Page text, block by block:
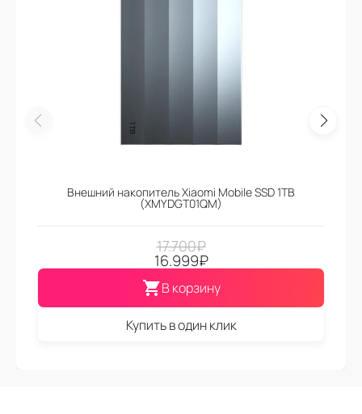
Внешний накопитель Xiaomi Mobile SSD 1TB
(XMYDGT01QM)
17.700₽
16.999₽
В корзину
Купить в один клик